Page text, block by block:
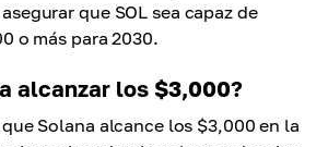
que SOL sea capaz de
o más para 2030.
alcanzar los $3,000?
Solana alcance los $3,000 en la